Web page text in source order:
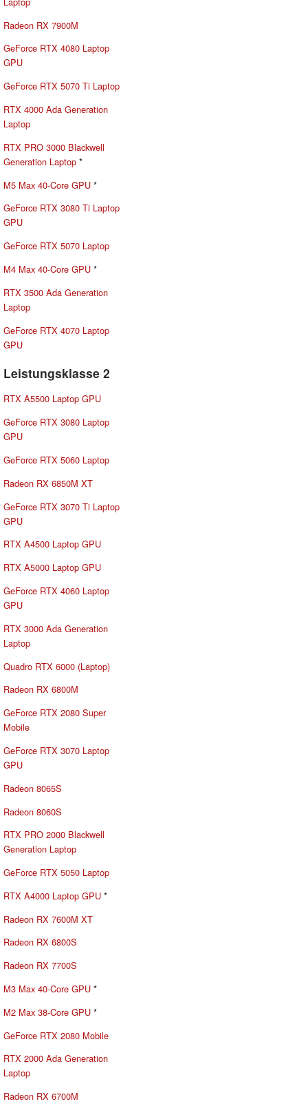
Radeon RX 7900M
GeForce RTX 4080 Laptop
GPU
GeForce RTX 5070 Ti Laptop
RTX 4000 Ada Generation
Laptop
RTX PRO 3000 Blackwell
Generation Laptop *
M5 Max 40-Core GPU *
GeForce RTX 3080 Ti Laptop
GPU
GeForce RTX 5070 Laptop
M4 Max 40-Core GPU *
RTX 3500 Ada Generation
Laptop
GeForce RTX 4070 Laptop
GPU
Leistungsklasse 2
RTX A5500 Laptop GPU
GeForce RTX 3080 Laptop
GPU
GeForce RTX 5060 Laptop
Radeon RX 6850M XT
GeForce RTX 3070 Ti Laptop
GPU
RTX A4500 Laptop GPU
RTX A5000 Laptop GPU
GeForce RTX 4060 Laptop
GPU
RTX 3000 Ada Generation
Laptop
Quadro RTX 6000 (Laptop)
Radeon RX 6800M
GeForce RTX 2080 Super
Mobile
GeForce RTX 3070 Laptop
GPU
Radeon 8065S
Radeon 8060S
RTX PRO 2000 Blackwell
Generation Laptop
GeForce RTX 5050 Laptop
RTX A4000 Laptop GPU *
Radeon RX 7600M XT
Radeon RX 6800S
Radeon RX 7700S
M3 Max 40-Core GPU *
M2 Max 38-Core GPU *
GeForce RTX 2080 Mobile
RTX 2000 Ada Generation
Laptop
Radeon RX 6700M